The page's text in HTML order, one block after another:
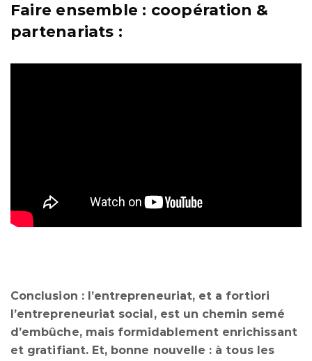
Faire ensemble : coopération &
partenariats :
Conclusion : l’entrepreneuriat, et a fortiori
l’entrepreneuriat social, est un chemin semé
d’embûche, mais formidablement enrichissant
et gratifiant. Et, bonne nouvelle : à tous les